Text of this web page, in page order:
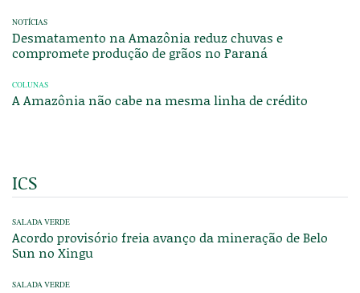
NOTÍCIAS
Desmatamento na Amazônia reduz chuvas e
compromete produção de grãos no Paraná
COLUNAS
A Amazônia não cabe na mesma linha de crédito
ICS
SALADA VERDE
Acordo provisório freia avanço da mineração de Belo
Sun no Xingu
SALADA VERDE